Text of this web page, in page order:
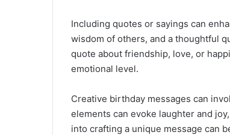
Including quotes or sayings can
wisdom of others, and a thoughtful
quote about friendship, love, or
emotional level.
Creative birthday messages can
elements can evoke laughter and
into crafting a unique message can